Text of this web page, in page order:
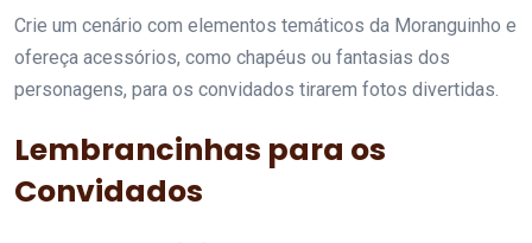
Crie um cenário com elementos temáticos da Moranguinho e
ofereça acessórios, como chapéus ou fantasias dos
personagens, para os convidados tirarem fotos divertidas.
Lembrancinhas para os
Convidados